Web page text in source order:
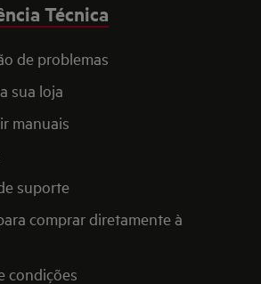
Técnica
de problemas
sua loja
manuais
suporte
comprar diretamente à
condições